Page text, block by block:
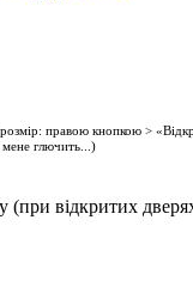
правою кнопкою >
глючить...)
відкритих